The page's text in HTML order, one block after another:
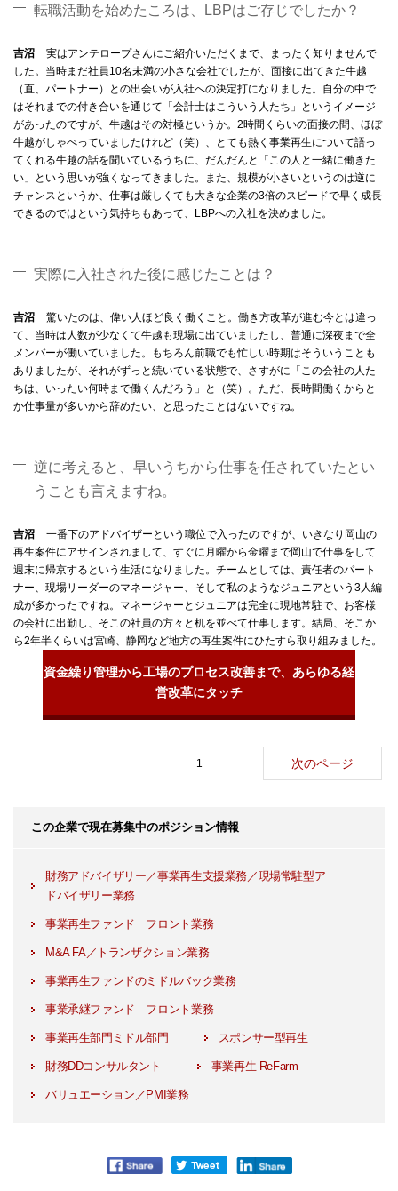
転職活動を始めたころは、LBPはご存じでしたか？
吉沼
実はアンテロープさんにご紹介いただくまで、まったく知りませんで
した。当時まだ社員10名未満の小さな会社でしたが、面接に出てきた牛越
（直、パートナー）との出会いが入社への決定打になりました。自分の中で
はそれまでの付き合いを通じて「会計士はこういう人たち」というイメージ
があったのですが、牛越はその対極というか。2時間くらいの面接の間、ほぼ
牛越がしゃべっていましたけれど（笑）、とても熱く事業再生について語っ
てくれる牛越の話を聞いているうちに、だんだんと「この人と一緒に働きた
い」という思いが強くなってきました。また、規模が小さいというのは逆に
チャンスというか、仕事は厳しくても大きな企業の3倍のスピードで早く成長
できるのではという気持ちもあって、LBPへの入社を決めました。
実際に入社された後に感じたことは？
吉沼
驚いたのは、偉い人ほど良く働くこと。働き方改革が進む今とは違っ
て、当時は人数が少なくて牛越も現場に出ていましたし、普通に深夜まで全
メンバーが働いていました。もちろん前職でも忙しい時期はそういうことも
ありましたが、それがずっと続いている状態で、さすがに「この会社の人た
ちは、いったい何時まで働くんだろう」と（笑）。ただ、長時間働くからと
か仕事量が多いから辞めたい、と思ったことはないですね。
逆に考えると、早いうちから仕事を任されていたとい
うことも言えますね。
吉沼
一番下のアドバイザーという職位で入ったのですが、いきなり岡山の
再生案件にアサインされまして、すぐに月曜から金曜まで岡山で仕事をして
週末に帰京するという生活になりました。チームとしては、責任者のパート
ナー、現場リーダーのマネージャー、そして私のようなジュニアという3人編
成が多かったですね。マネージャーとジュニアは完全に現地常駐で、お客様
の会社に出勤し、そこの社員の方々と机を並べて仕事します。結局、そこか
ら2年半くらいは宮崎、静岡など地方の再生案件にひたすら取り組みました。
資金繰り管理から工場のプロセス改善まで、あらゆる経
営改革にタッチ
1 次のページ
この企業で現在募集中のポジション情報
財務アドバイザリー／事業再生支援業務／現場常駐型ア
ドバイザリー業務
事業再生ファンド フロント業務
M&A FA／トランザクション業務
事業再生ファンドのミドルバック業務
事業承継ファンド フロント業務
事業再生部門ミドル部門 スポンサー型再生
財務DDコンサルタント 事業再生 ReFarm
バリュエーション／PMI業務